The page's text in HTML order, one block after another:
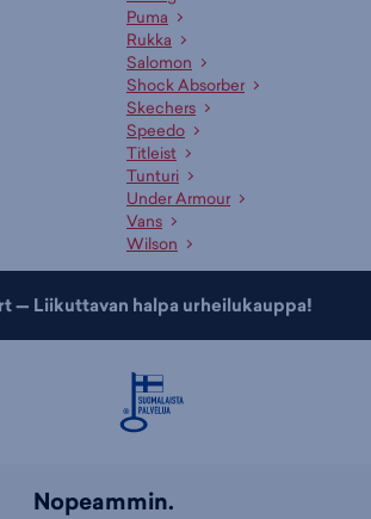
Puma
Rukka
Salomon
Shock Absorber
Skechers
Speedo
Titleist
Tunturi
Under Armour
Vans
Wilson
— Liikuttavan halpa urheilukauppa!
Nopeammin.